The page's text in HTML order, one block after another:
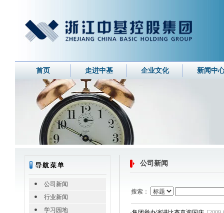
首页 走进中基 企业文化 新闻中
公司新闻
行业新闻
学习园地
公司新闻
搜索：